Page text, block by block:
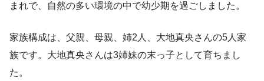
まれで、自然の多い環境の中で幼少期を過ごしました。
家族構成は、父親、母親、姉2人、大地真央さんの5人家
族です。大地真央さんは3姉妹の末っ子として育ちまし
た。